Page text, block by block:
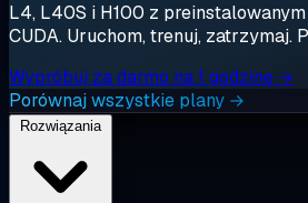
L4, L40S i H100 z
CUDA. Uruchom, trenuj, zatrzymaj.
Wypróbuj za darmo na 1 godzinę →
Porównaj wszystkie plany →
Rozwiązania